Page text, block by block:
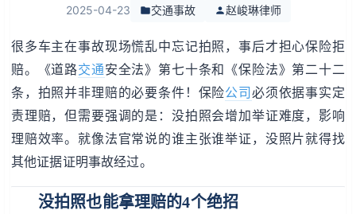
2025-04-23 交通事故 赵峻琳律师
很多车主在事故现场慌乱中忘记拍照，事后才担心保险拒
赔。《道路交通安全法》第七十条和《保险法》第二十二
条，拍照并非理赔的必要条件！保险公司 必须依据事实定
责理赔，但需要强调的是：没拍照会增加举证难度，影响
理赔效率。就像法官常说的谁主张谁举证，没照片就得找
其他证据证明事故经过。
没拍照也能拿理赔的4个绝招